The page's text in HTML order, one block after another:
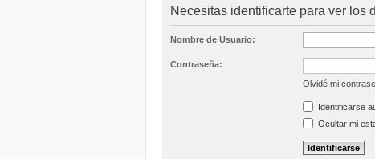
Necesitas identificarte para ver los
Nombre de Usuario:
Contraseña:
Olvidé mi
Identificarse
Ocultar mi